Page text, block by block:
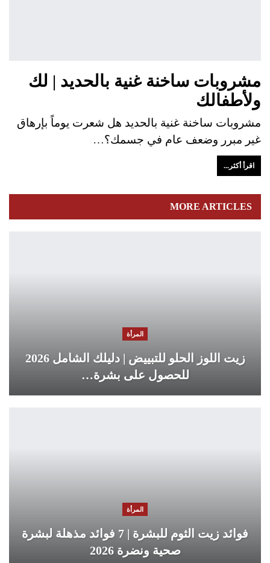
مشروبات ساخنة غنية بالحديد | لك
ولأطفالك
مشروبات ساخنة غنية بالحديد هل شعرت يوماً بإرهاق
غير مبرر وضعف عام في جسمك؟…
اقرأ أكثر...
MORE ARTICLES
المرأة
زيت اللوز الحلو للتبييض | دليلك الشامل 2026
للحصول على بشرة…
المرأة
فوائد زيت الثوم للبشرة | 7 فوائد مذهلة لبشرة
صحية ونضرة 2026